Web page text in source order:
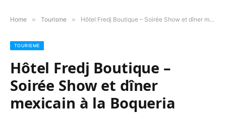
Home » Tourisme » Hôtel Fredj Boutique – Soirée Show et dîner mexicain à la Boqueria
TOURISME
Hôtel Fredj Boutique –
Soirée Show et dîner
mexicain à la Boqueria